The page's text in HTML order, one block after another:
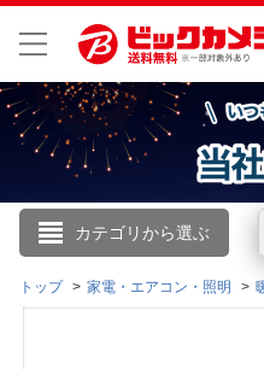
カテゴリから選ぶ
こんに
トップ 家電・エアコン・照明